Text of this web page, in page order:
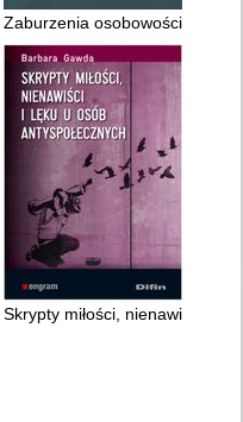
Zaburzenia osobowości : Czy
leczeniu zaburzeń
Skrypty miłości, nienawiści i